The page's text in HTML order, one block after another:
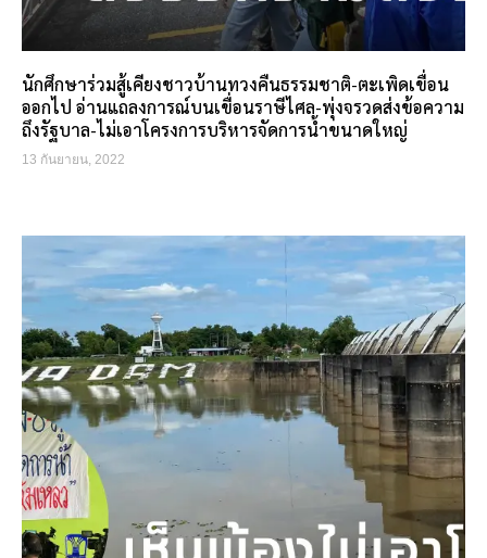
นักศึกษาร่วมสู้เคียงชาวบ้านทวงคืนธรรมชาติ-ตะเพิดเขื่อน
ออกไป อ่านแถลงการณ์บนเขื่อนราษีไศล-พุ่งจรวดส่งข้อความ
ถึงรัฐบาล-ไม่เอาโครงการบริหารจัดการน้ำขนาดใหญ่
13 กันยายน, 2022